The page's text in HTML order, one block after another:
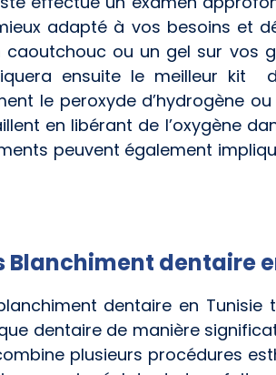
adapté à vos besoins et
caoutchouc ou un gel sur vos
ensuite le meilleur kit
le peroxyde d’hydrogène
en libérant de l’oxygène
peuvent également
dentaire
dentaire en Tunisie
dentaire de manière
plusieurs procédures